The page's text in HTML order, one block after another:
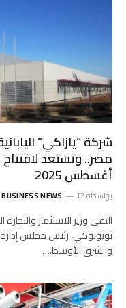
شركة “يازاكي”
مصر.. وتستعد
أغسطس 2025
بواسطة BUSINESS NEWS 12 أبريل، 2025
التقى وزير الاستثمار
نوبويوكي، رئيس مجلس إدارة
والشرق الأوسط،…